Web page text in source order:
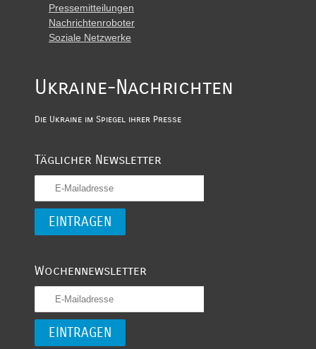
Pressemitteilungen
Nachrichtenroboter
Soziale Netzwerke
Ukraine-Nachrichten
Die Ukraine im Spiegel ihrer Presse
Täglicher Newsletter
Wochennewsletter